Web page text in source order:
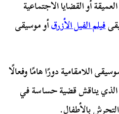
أو القضايا الاجتماعية
فيلم الفيل الأزرقأو موسيقى
اللامقامية دورًا هامًا وفعالًا
يناقش قضية حساسة في
بالأطفال.